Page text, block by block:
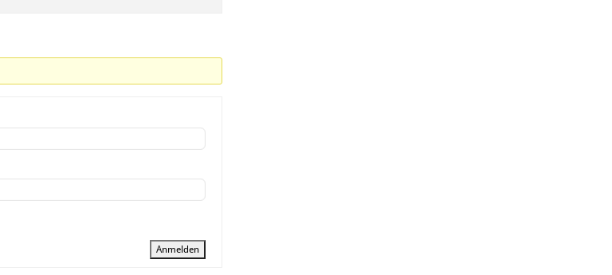
Anmelden